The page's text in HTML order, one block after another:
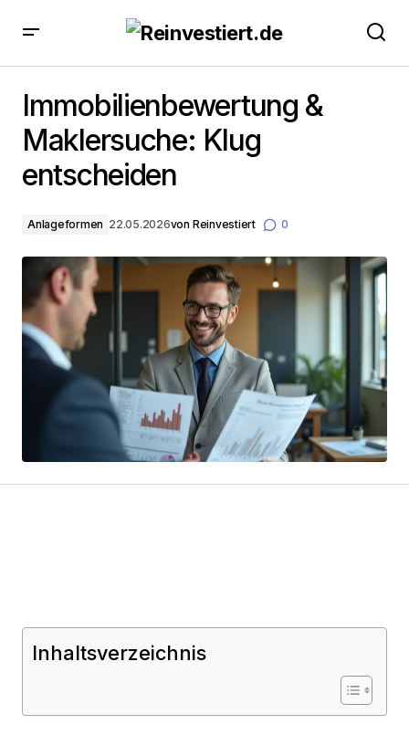
entscheiden
Immobilienbewertung &
Maklersuche: Klug
entscheiden
Anlageformen 22.05.2026von Reinvestiert 0
Inhaltsverzeichnis